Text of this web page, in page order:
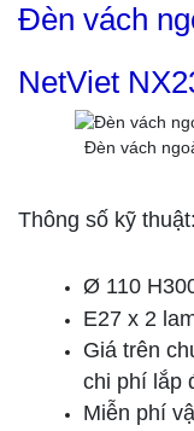
Đèn vách
NetViet
Đèn vách
Thông số kỹ thuật:
Ø 110
E27 x 2
Giá trên
chi phí lắp
Miễn phí